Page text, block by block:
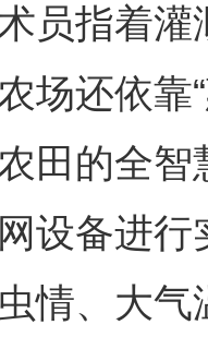
员指着
场还依靠
田的全
设备进
情、大